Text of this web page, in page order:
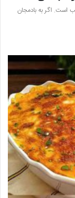
است. اگر به بادمجان